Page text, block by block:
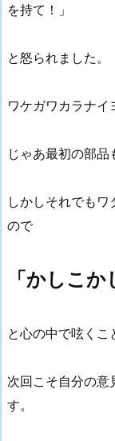
を持て！」
と怒られました。
ワケガワカラナイ
じゃあ最初の部品
しかしそれでも
ので
「かしこ
と心の中で呟くこ
次回こそ自分の意
す。